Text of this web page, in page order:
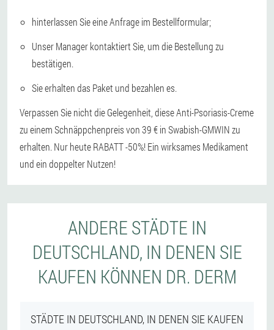
hinterlassen Sie eine Anfrage im Bestellformular;
Unser Manager kontaktiert Sie, um die Bestellung zu
bestätigen.
Sie erhalten das Paket und bezahlen es.
Verpassen Sie nicht die Gelegenheit, diese Anti-Psoriasis-Creme
zu einem Schnäppchenpreis von 39 € in Swabish-GMWIN zu
erhalten. Nur heute RABATT -50%! Ein wirksames Medikament
und ein doppelter Nutzen!
ANDERE STÄDTE IN
DEUTSCHLAND, IN DENEN SIE
KAUFEN KÖNNEN DR. DERM
STÄDTE IN DEUTSCHLAND, IN DENEN SIE KAUFEN